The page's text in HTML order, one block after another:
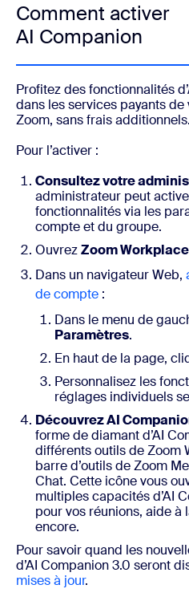
Comment activer
AI Companion
Profitez des fonctionnalités
dans les services payants
Zoom, sans frais
Pour l’activer :
Consultez votre
administrateur peut
fonctionnalités via les
compte et du groupe.
OuvrezZoom Workplace
Dans un navigateur Web,
de compte :
Dans le menu de
Paramètres.
En haut de la page,
Personnalisez les
réglages individuels
Découvrez AI
forme de diamant d’AI
différents outils de Zoom
barre d’outils de Zoom
Chat. Cette icône vous
multiples capacités d’AI
pour vos réunions, aide
encore.
Pour savoir quand les
d’AI Companion 3.0 seront
mises à jour.